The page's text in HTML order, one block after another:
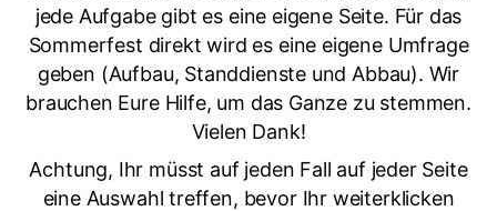
jede Aufgabe gibt es eine eigene Seite. Für das
Sommerfest direkt wird es eine eigene Umfrage
geben (Aufbau, Standdienste und Abbau). Wir
brauchen Eure Hilfe, um das Ganze zu stemmen.
Vielen Dank!
Achtung, Ihr müsst auf jeden Fall auf jeder Seite
eine Auswahl treffen, bevor Ihr weiterklicken